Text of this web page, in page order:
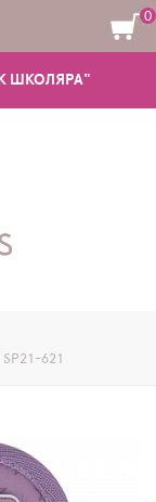
ШКОЛЯРА"
0
621